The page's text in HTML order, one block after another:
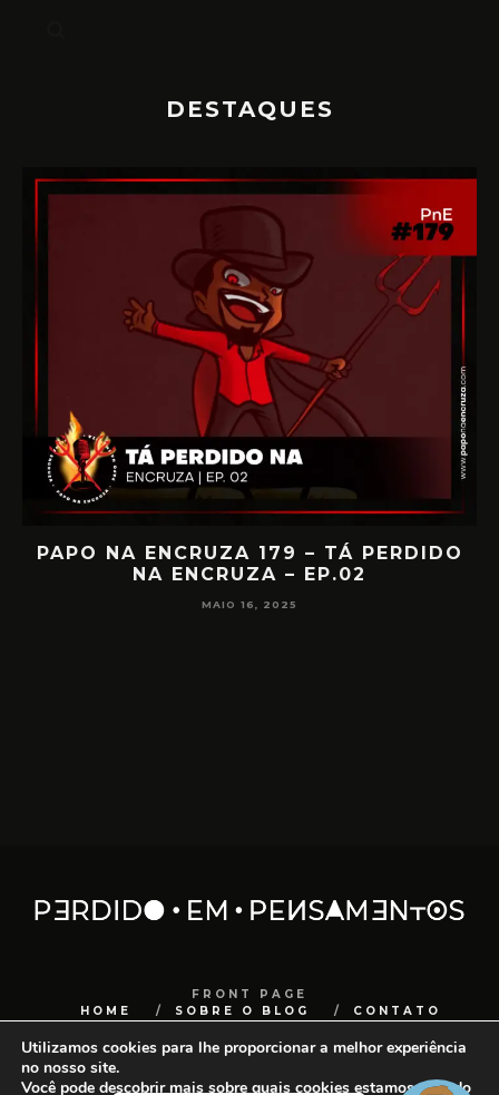
DESTAQUES
PAPO NA ENCRUZA 179 – TÁ PERDIDO
NA ENCRUZA – EP.02
MAIO 16, 2025
FRONT PAGE
HOME
SOBRE O BLOG CONTATO
COPYRIGHTSANCHOCOM
Utilizamos cookies para lhe proporcionar a melhor experiência
no nosso site.
Você pode descobrir mais sobre quais cookies estamos usando